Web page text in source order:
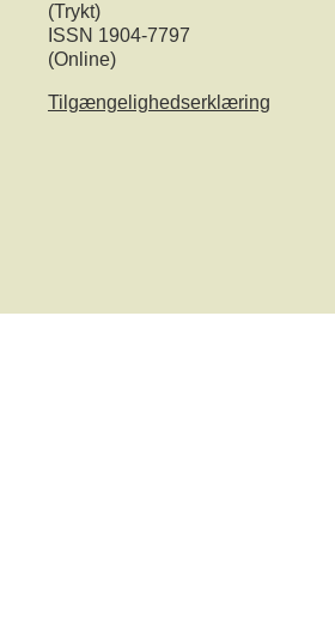
(Trykt)
ISSN 1904-7797
(Online)
Tilgængelighedserklæring